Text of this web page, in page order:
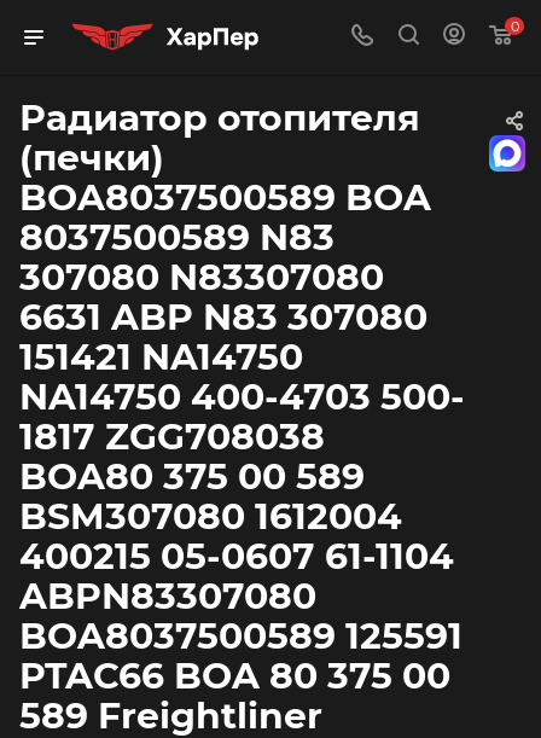
0
Радиатор отопителя
(печки)
BOA8037500589 BOA
8037500589 N83
307080 N83307080
6631 ABP N83 307080
151421 NA14750
NA14750 400-4703 500-
1817 ZGG708038
BOA80 375 00 589
BSM307080 1612004
400215 05-0607 61-1104
ABPN83307080
BOA8037500589 125591
PTAC66 BOA 80 375 00
589 Freightliner